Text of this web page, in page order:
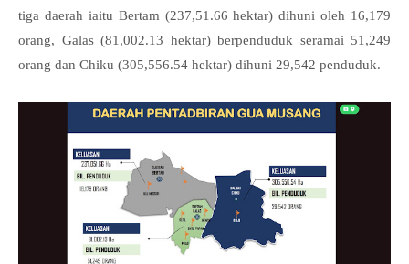
tiga daerah iaitu Bertam (237,51.66 hektar) dihuni oleh 16,179
orang, Galas (81,002.13 hektar) berpenduduk seramai 51,249
orang dan Chiku (305,556.54 hektar) dihuni 29,542 penduduk.